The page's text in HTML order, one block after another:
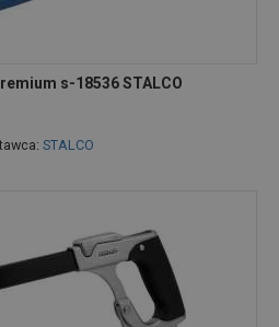
s-18536 STALCO
STALCO